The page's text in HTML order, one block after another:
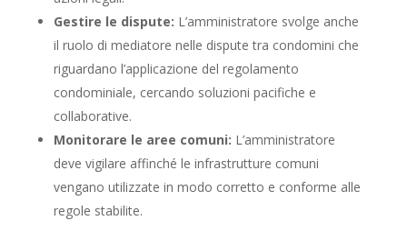
Gestire le dispute: L’amministratore svolge anche
il ruolo di mediatore nelle dispute tra condomini che
riguardano l’applicazione del regolamento
condominiale, cercando soluzioni pacifiche e
collaborative.
Monitorare le aree comuni: L’amministratore
deve vigilare affinché le infrastrutture comuni
vengano utilizzate in modo corretto e conforme alle
regole stabilite.